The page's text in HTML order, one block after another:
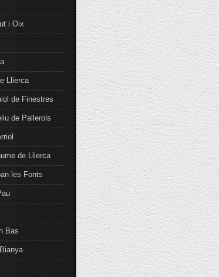
i Oix
Llierca
de Finestres
de Pallerols
de Llierca
les Fonts
Bas